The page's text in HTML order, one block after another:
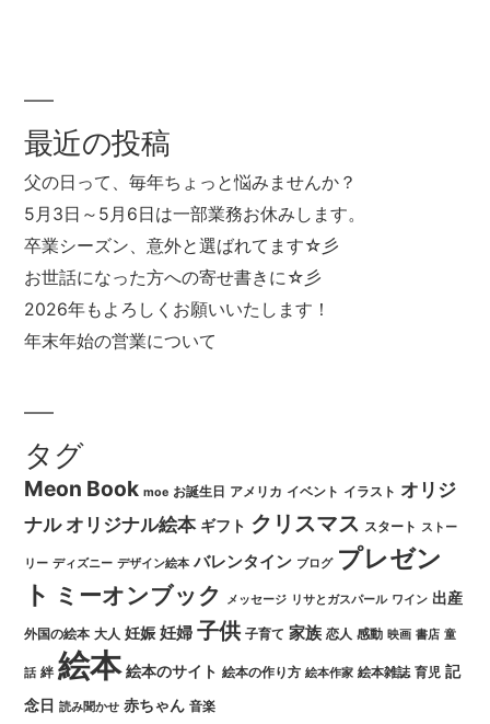
最近の投稿
父の日って、毎年ちょっと悩みませんか？
5月3日～5月6日は一部業務お休みします。
卒業シーズン、意外と選ばれてます☆彡
お世話になった方への寄せ書きに☆彡
2026年もよろしくお願いいたします！
年末年始の営業について
タグ
Meon Book moe お誕生日 アメリカ イベント イラスト オリジ
ナル オリジナル絵本 ギフト クリスマス スタート ストー
リー ディズニー デザイン絵本 バレンタイン ブログ プレゼン
ト ミーオンブック メッセージ リサとガスパール ワイン 出産
外国の絵本 大人 妊娠 妊婦 子供 子育て 家族 恋人 感動 映画 書店 童
話 絆 絵本 絵本のサイト 絵本の作り方 絵本作家 絵本雑誌 育児 記
念日 読み聞かせ 赤ちゃん 音楽